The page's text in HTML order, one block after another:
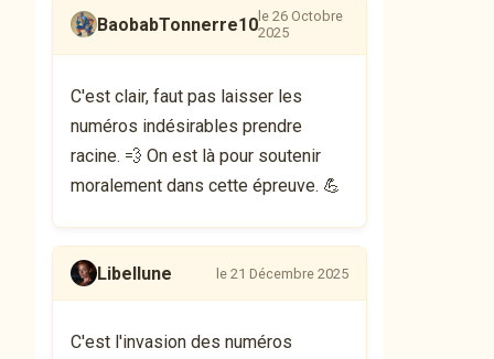
BaobabTonnerre10 le 26 Octobre
2025
C'est clair, faut pas laisser les
numéros indésirables prendre
racine. 💨 On est là pour soutenir
moralement dans cette épreuve. 💪
Libellune le 21 Décembre 2025
C'est l'invasion des numéros